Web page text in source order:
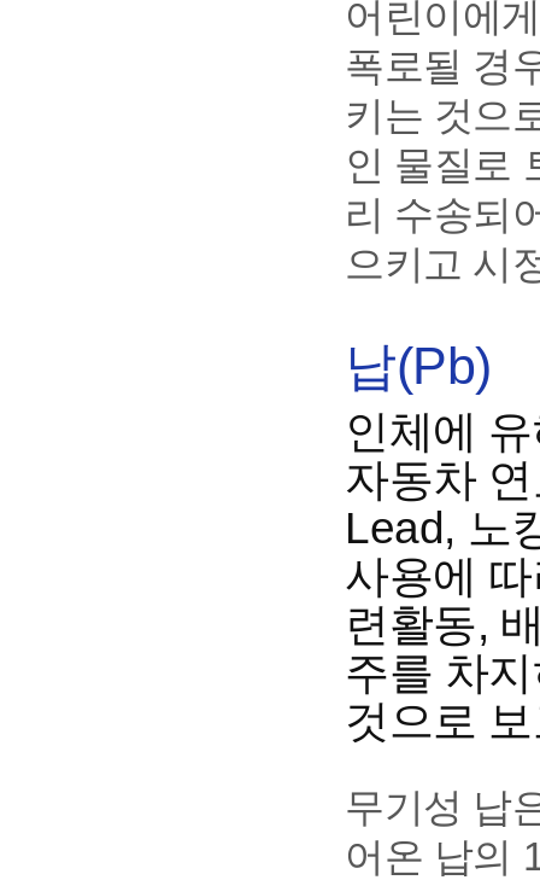
어린이에
폭로될 경
키는 것으
인 물질로
리 수송되
으키고 시
납(Pb)
인체에
자동차
Lead, 노
사용에
련활동,
주를 차
것으로
무기성 납
어온 납의